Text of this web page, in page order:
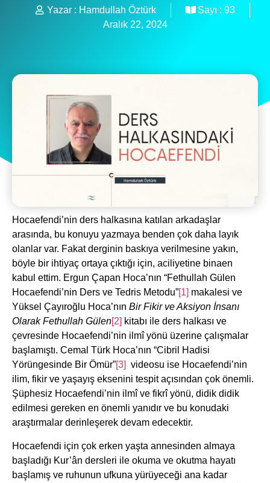
Yazar : Hamdullah Öztürk Sayı : 93
Aralık 22, 2024
Hocaefendi’nin ders halkasına katılan arkadaşlar
arasında, bu konuyu yazmaya benden çok daha layık
olanlar var. Fakat derginin baskıya verilmesine yakın,
böyle bir ihtiyaç ortaya çıktığı için, aciliyetine binaen
kabul ettim. Ergun Çapan Hoca’nın “Fethullah Gülen
Hocaefendi’nin Ders ve Tedris Metodu”[1] makalesi ve
Yüksel Çayıroğlu Hoca’nın Bir Fikir ve Aksiyon İnsanı
Olarak Fethullah Gülen[2] kitabı ile ders halkası ve
çevresinde Hocaefendi’nin ilmî yönü üzerine çalışmalar
başlamıştı. Cemal Türk Hoca’nın “Cibril Hadisi
Yörüngesinde Bir Ömür”[3] videosu ise Hocaefendi’nin
ilim, fikir ve yaşayış eksenini tespit açısından çok önemli.
Şüphesiz Hocaefendi’nin ilmî ve fikrî yönü, didik didik
edilmesi gereken en önemli yanıdır ve bu konudaki
araştırmalar derinleşerek devam edecektir.
Hocaefendi için çok erken yaşta annesinden almaya
başladığı Kur’ân dersleri ile okuma ve okutma hayatı
başlamış ve ruhunun ufkuna yürüyeceği ana kadar